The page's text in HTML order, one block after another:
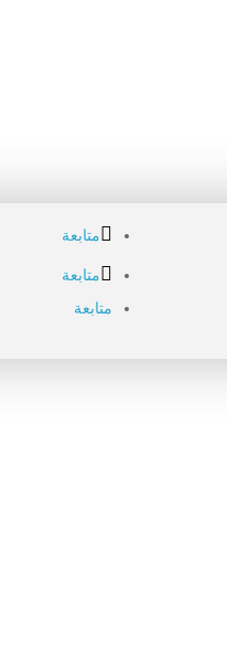
متابعة
متابعة
متابعة